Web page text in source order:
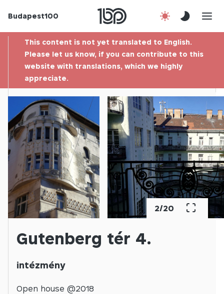
Budapest100
Contact
This content is not yet translated to English.
Please let us know, if you can contribute to this
website with translations, which we highly
appreciate.
3/20
Gutenberg tér 4.
intézmény
Open house @2018